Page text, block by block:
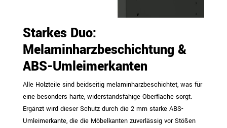
Starkes Duo:
Melaminharzbeschichtung &
ABS-Umleimerkanten
Alle Holzteile sind beidseitig melaminharzbeschichtet, was für
eine besonders harte, widerstandsfähige Oberfläche sorgt.
Ergänzt wird dieser Schutz durch die 2 mm starke ABS-
Umleimerkante, die die Möbelkanten zuverlässig vor Stößen